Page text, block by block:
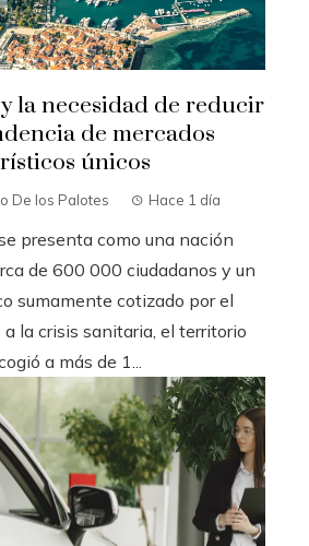
la necesidad de reducir
de mercados
únicos
De los Palotes Hace 1 día
presenta como una nación
de 600 000 ciudadanos y un
sumamente cotizado por el
la crisis sanitaria, el territorio
a más de 1...